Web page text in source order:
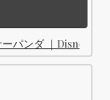
ーパンダ ｜Disney (